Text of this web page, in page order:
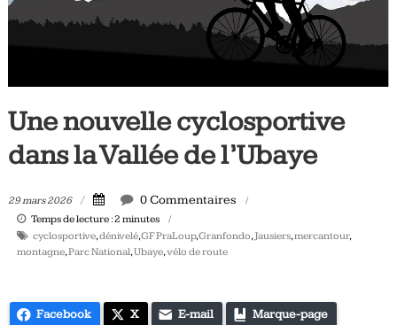
Tous
vélo
et
triathlon
Une nouvelle cyclosportive
dans la Vallée de l’Ubaye
29 mars 2026 0 Commentaires
Temps de lecture :2 minutes
cyclosportive,dénivelé,GF PraLoup,Granfondo,Jausiers,mercantour,
montagne,Parc National,Ubaye,vélo de route
Facebook X E-mail Marque-page